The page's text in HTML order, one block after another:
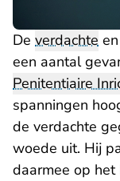
De verdachte
een aantal
Penitentiaire
spanningen
de verdachte
woede uit. Hij
daarmee op